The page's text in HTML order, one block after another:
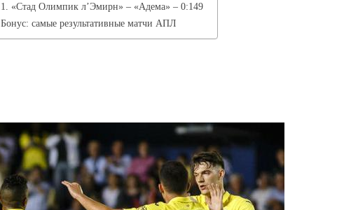
1. «Стад Олимпик л’Эмирн» – «Адема» – 0:149
Бонус: самые результативные матчи АПЛ